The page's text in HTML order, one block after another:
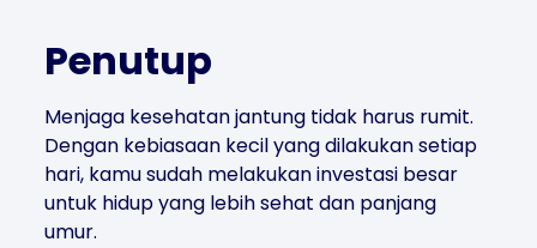
Penutup
Menjaga kesehatan jantung tidak harus rumit.
Dengan kebiasaan kecil yang dilakukan setiap
hari, kamu sudah melakukan investasi besar
untuk hidup yang lebih sehat dan panjang
umur.